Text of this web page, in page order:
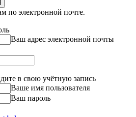
по электронной почте.
Ваш адрес электронной почты
в свою учётную запись
Ваше имя пользователя
Ваш пароль